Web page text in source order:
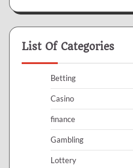
List Of Categories
Betting
Casino
finance
Gambling
Lottery